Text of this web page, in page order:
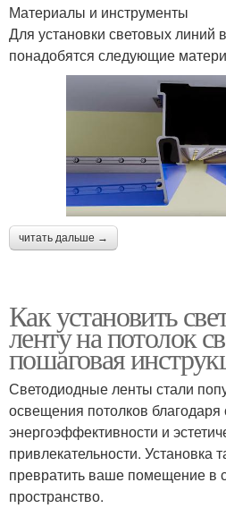
Материалы и инструменты
Для установки световых линий
понадобятся следующие
читать дальше →
Как установить
ленту на потолок
пошаговая
Светодиодные ленты стали
освещения потолков благодаря
энергоэффективности и
привлекательности. Установка
превратить ваше помещение в
пространство.